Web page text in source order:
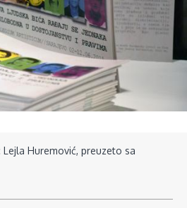
Huremović, preuzeto sa